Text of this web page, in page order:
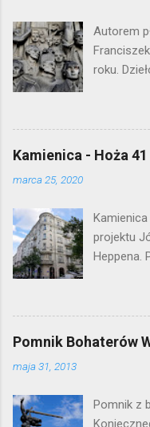
o
m
e
n
t
a
Autorem
roku.
Kamienica - Hoża 41
marca 25, 2020
projektu
Heppena.
okazały
wojny
Pomnik Bohaterów
maja 31, 2013
Pomnik z